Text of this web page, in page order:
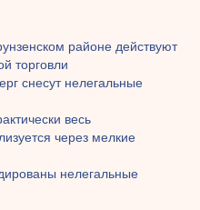
районе действуют
торговли
снесут нелегальные
весь
через мелкие
нелегальные